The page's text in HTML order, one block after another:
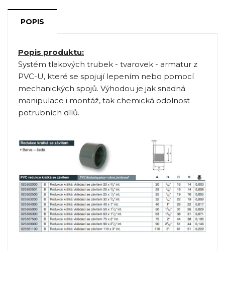
POPIS
Popis produktu:
Systém tlakových trubek - tvarovek - armatur z
PVC-U, které se spojují lepením nebo pomocí
mechanických spojů. Výhodou je jak snadná
manipulace i montáž, tak chemická odolnost
potrubních dílů.